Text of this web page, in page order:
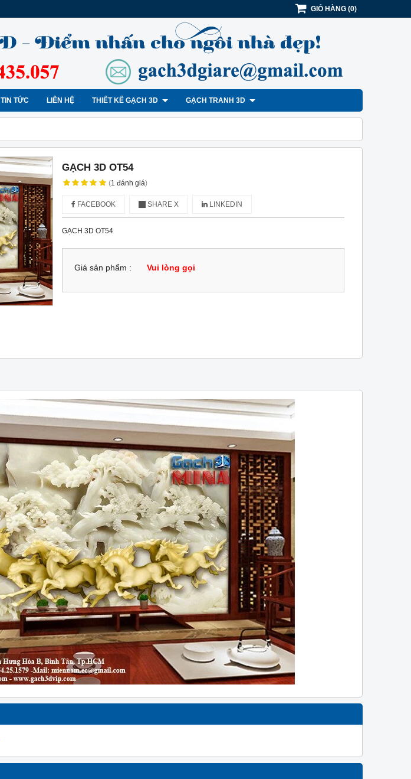
GIỎ HÀNG (0)
TIN TỨC LIÊN HỆ THIẾT KẾ GẠCH 3D GẠCH TRANH 3D
GẠCH 3D OT54
(1đánh giá)
FACEBOOK SHARE X LINKEDIN
GẠCH 3D OT54
Giá sản phẩm : Vui lòng gọi